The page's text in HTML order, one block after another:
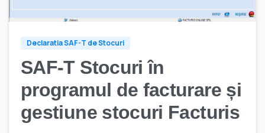
Declaratia SAF-T de Stocuri
SAF-T Stocuri în
programul de facturare și
gestiune stocuri Facturis